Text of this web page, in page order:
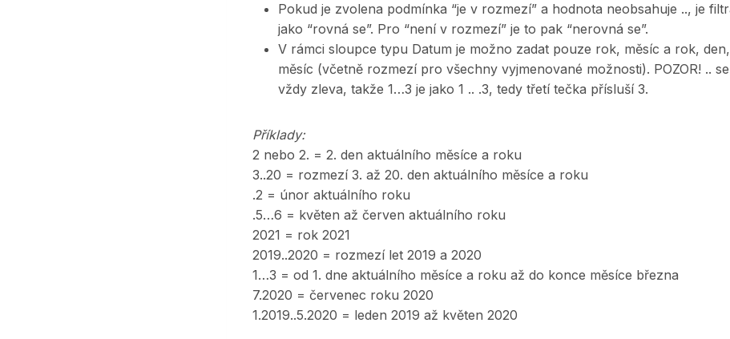
Pokud je zvolena podmínka “je v rozmezí” a hodnota neobsahuje .., je
jako “rovná se”. Pro “není v rozmezí” je to pak “nerovná se”.
V rámci sloupce typu Datum je možno zadat pouze rok, měsíc a rok,
měsíc (včetně rozmezí pro všechny vyjmenované možnosti). POZOR! ..
vždy zleva, takže 1…3 je jako 1 .. .3, tedy třetí tečka přísluší 3.
Příklady:
2 nebo 2. = 2. den aktuálního měsíce a roku
3..20 = rozmezí 3. až 20. den aktuálního měsíce a roku
.2 = únor aktuálního roku
.5…6 = květen až červen aktuálního roku
2021 = rok 2021
2019..2020 = rozmezí let 2019 a 2020
1…3 = od 1. dne aktuálního měsíce a roku až do konce měsíce března
7.2020 = červenec roku 2020
1.2019..5.2020 = leden 2019 až květen 2020